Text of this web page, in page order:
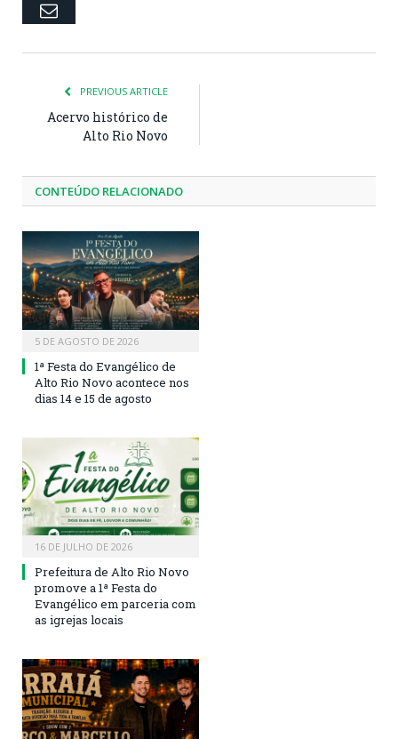
Email
PREVIOUS ARTICLE
Acervo histórico de
Alto Rio Novo
CONTEÚDO RELACIONADO
5 DE AGOSTO DE 2026
1ª Festa do Evangélico de
Alto Rio Novo acontece nos
dias 14 e 15 de agosto
16 DE JULHO DE 2026
Prefeitura de Alto Rio Novo
promove a 1ª Festa do
Evangélico em parceria com
as igrejas locais